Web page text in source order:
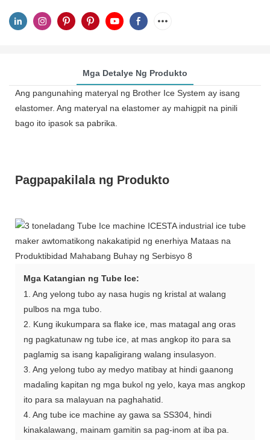
Mga Detalye Ng Produkto
Ang pangunahing materyal ng Brother Ice System ay isang
elastomer. Ang materyal na elastomer ay mahigpit na pinili
bago ito ipasok sa pabrika.
Pagpapakilala ng Produkto
Mga Katangian ng Tube Ice:
1. Ang yelong tubo ay nasa hugis ng kristal at walang
pulbos na mga tubo.
2. Kung ikukumpara sa flake ice, mas matagal ang oras
ng pagkatunaw ng tube ice, at mas angkop ito para sa
paglamig sa isang kapaligirang walang insulasyon.
3. Ang yelong tubo ay medyo matibay at hindi gaanong
madaling kapitan ng mga bukol ng yelo, kaya mas angkop
ito para sa malayuan na paghahatid.
4. Ang tube ice machine ay gawa sa SS304, hindi
kinakalawang, mainam gamitin sa pag-inom at iba pa.